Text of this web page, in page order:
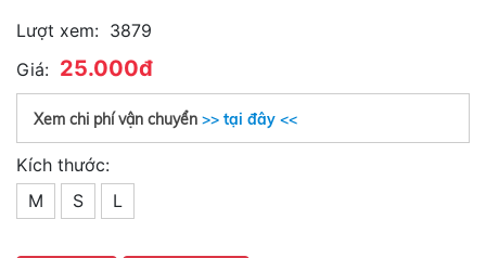
Lượt xem: 3879
Giá: 25.000đ
Xem chi phí vận chuyển >> tại đây <<
Kích thước:
M
S L